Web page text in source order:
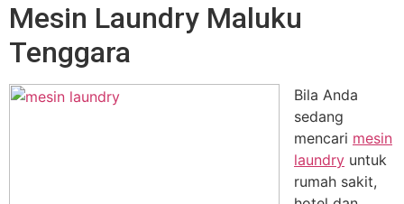
Mesin Laundry Maluku
Tenggara
Bila Anda
sedang
mencari mesin
laundry untuk
rumah sakit,